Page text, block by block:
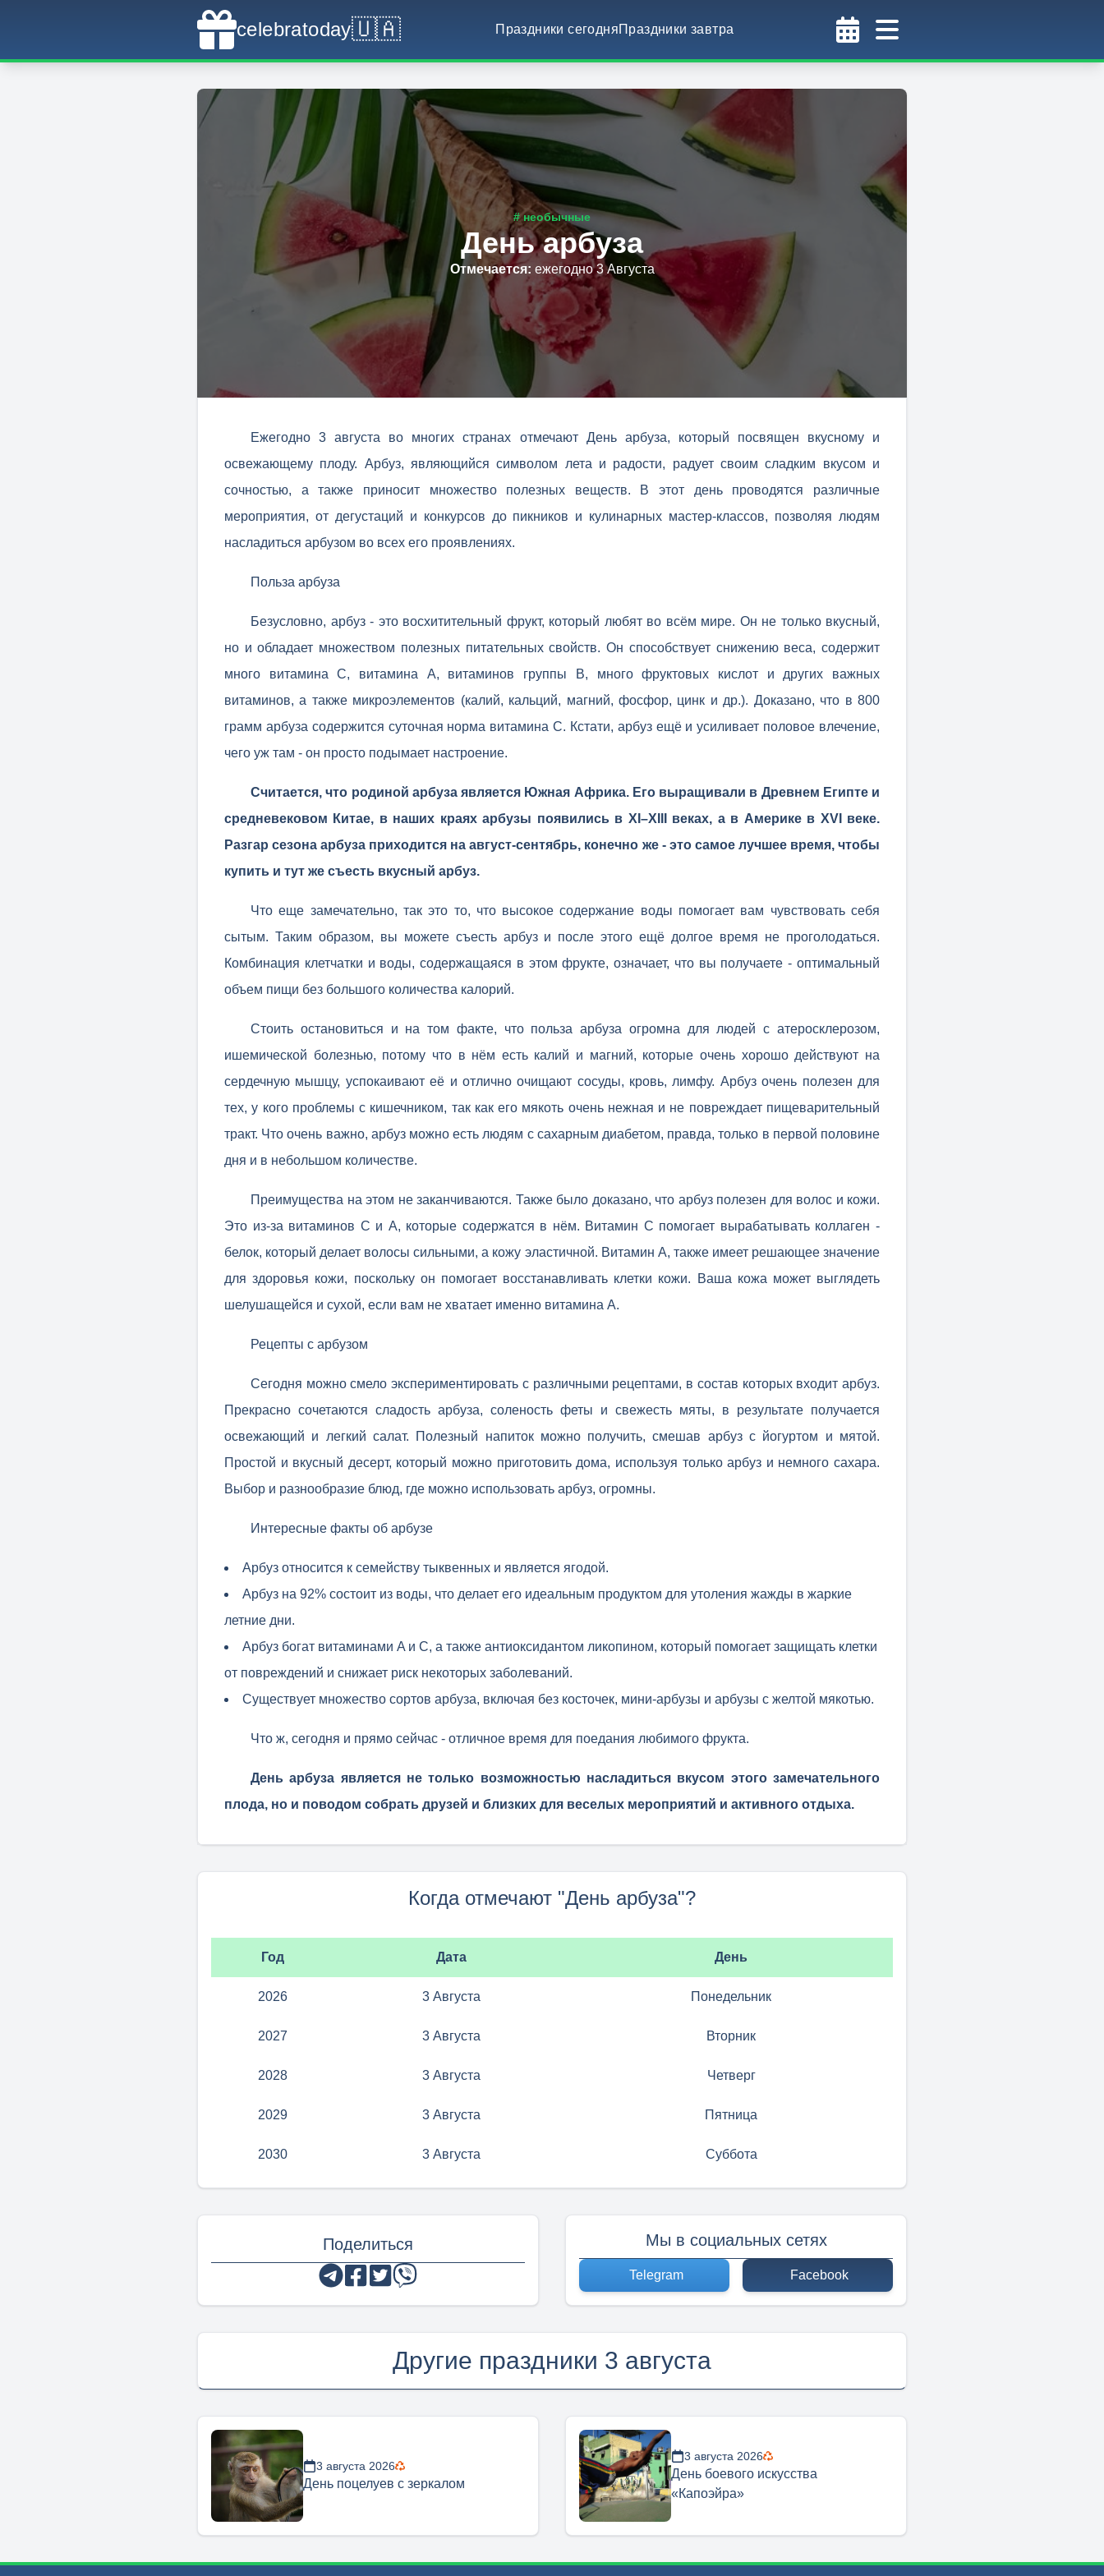
celebratoday🇺🇦 Праздники сегодняПраздники завтра
# необычные
День арбуза
Отмечается: ежегодно 3 Августа
Ежегодно 3 августа во многих странах отмечают День арбуза, который посвящен вкусному и
освежающему плоду. Арбуз, являющийся символом лета и радости, радует своим сладким вкусом и
сочностью, а также приносит множество полезных веществ. В этот день проводятся различные
мероприятия, от дегустаций и конкурсов до пикников и кулинарных мастер-классов, позволяя людям
насладиться арбузом во всех его проявлениях.
Польза арбуза
Безусловно, арбуз - это восхитительный фрукт, который любят во всём мире. Он не только вкусный,
но и обладает множеством полезных питательных свойств. Он способствует снижению веса, содержит
много витамина С, витамина А, витаминов группы В, много фруктовых кислот и других важных
витаминов, а также микроэлементов (калий, кальций, магний, фосфор, цинк и др.). Доказано, что в 800
грамм арбуза содержится суточная норма витамина С. Кстати, арбуз ещё и усиливает половое влечение,
чего уж там - он просто подымает настроение.
Считается, что родиной арбуза является Южная Африка. Его выращивали в Древнем Египте и
средневековом Китае, в наших краях арбузы появились в ХI–XIII веках, а в Америке в XVI веке.
Разгар сезона арбуза приходится на август-сентябрь, конечно же - это самое лучшее время, чтобы
купить и тут же съесть вкусный арбуз.
Что еще замечательно, так это то, что высокое содержание воды помогает вам чувствовать себя
сытым. Таким образом, вы можете съесть арбуз и после этого ещё долгое время не проголодаться.
Комбинация клетчатки и воды, содержащаяся в этом фрукте, означает, что вы получаете - оптимальный
объем пищи без большого количества калорий.
Стоить остановиться и на том факте, что польза арбуза огромна для людей с атеросклерозом,
ишемической болезнью, потому что в нём есть калий и магний, которые очень хорошо действуют на
сердечную мышцу, успокаивают её и отлично очищают сосуды, кровь, лимфу. Арбуз очень полезен для
тех, у кого проблемы с кишечником, так как его мякоть очень нежная и не повреждает пищеварительный
тракт. Что очень важно, арбуз можно есть людям с сахарным диабетом, правда, только в первой половине
дня и в небольшом количестве.
Преимущества на этом не заканчиваются. Также было доказано, что арбуз полезен для волос и кожи.
Это из-за витаминов C и A, которые содержатся в нём. Витамин С помогает вырабатывать коллаген -
белок, который делает волосы сильными, а кожу эластичной. Витамин А, также имеет решающее значение
для здоровья кожи, поскольку он помогает восстанавливать клетки кожи. Ваша кожа может выглядеть
шелушащейся и сухой, если вам не хватает именно витамина А.
Рецепты с арбузом
Сегодня можно смело экспериментировать с различными рецептами, в состав которых входит арбуз.
Прекрасно сочетаются сладость арбуза, соленость феты и свежесть мяты, в результате получается
освежающий и легкий салат. Полезный напиток можно получить, смешав арбуз с йогуртом и мятой.
Простой и вкусный десерт, который можно приготовить дома, используя только арбуз и немного сахара.
Выбор и разнообразие блюд, где можно использовать арбуз, огромны.
Интересные факты об арбузе
Арбуз относится к семейству тыквенных и является ягодой.
Арбуз на 92% состоит из воды, что делает его идеальным продуктом для утоления жажды в жаркие
летние дни.
Арбуз богат витаминами A и C, а также антиоксидантом ликопином, который помогает защищать клетки
от повреждений и снижает риск некоторых заболеваний.
Существует множество сортов арбуза, включая без косточек, мини-арбузы и арбузы с желтой мякотью.
Что ж, сегодня и прямо сейчас - отличное время для поедания любимого фрукта.
День арбуза является не только возможностью насладиться вкусом этого замечательного
плода, но и поводом собрать друзей и близких для веселых мероприятий и активного отдыха.
Когда отмечают "День арбуза"?
Год Дата День
2026 3 Августа Понедельник
2027 3 Августа Вторник
2028 3 Августа Четверг
2029 3 Августа Пятница
2030 3 Августа Суббота
Поделиться Мы в социальных сетях
Telegram Facebook
Другие праздники 3 августа
3 августа 2026
День поцелуев с зеркалом
3 августа 2026
День боевого искусства
«Капоэйра»